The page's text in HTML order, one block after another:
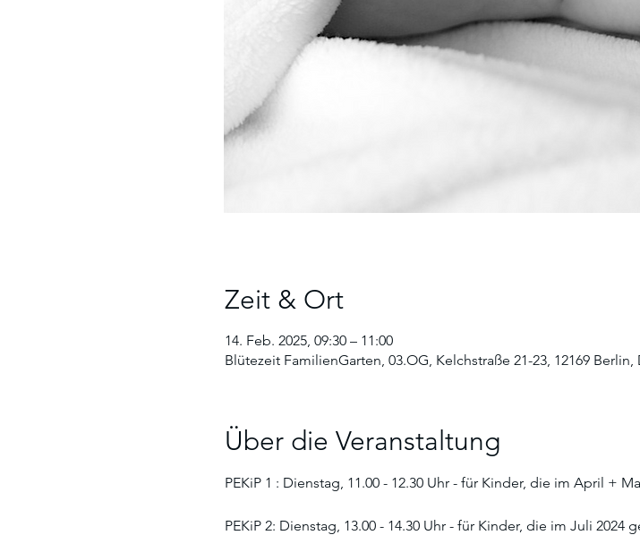
Zeit & Ort
14. Feb. 2025, 09:30 – 11:00
Blütezeit FamilienGarten, 03.OG, Kelchstraße 21-23, 12169
Über die Veranstaltung
PEKiP 1 : Dienstag, 11.00 - 12.30 Uhr - für Kinder, die im April +
PEKiP 2: Dienstag, 13.00 - 14.30 Uhr - für Kinder, die im Juli 2024